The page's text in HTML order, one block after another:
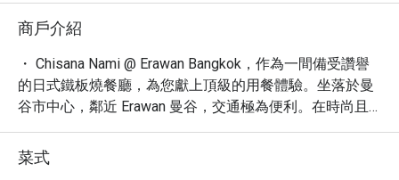
wife's birthday. Almost all the staff
came out to sing Happy Birthday for
it. These small details create a
remembrance in our mind and we will
definitely come back.
Wife is happy, kids are happy - I am
商戶介紹
・ Chisana Nami @ Erawan Bangkok，作為一間備受讚譽
的日式鐵板燒餐廳，為您獻上頂級的用餐體驗。坐落於曼
谷市中心，鄰近 Erawan 曼谷，交通極為便利。在時尚且
舒適的氛圍中，我們精心準備新鮮食材，呈現精湛的日式
鐵板燒料理。
・ 餐廳以其精緻的菜單聞名，您可以品嚐到一系列由主廚
菜式